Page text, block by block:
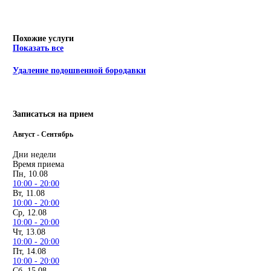
Похожие услуги
Показать все
Удаление подошвенной бородавки
Записаться на прием
Август - Сентябрь
Дни недели
Время приема
Пн, 10.08
10:00 - 20:00
Вт, 11.08
10:00 - 20:00
Ср, 12.08
10:00 - 20:00
Чт, 13.08
10:00 - 20:00
Пт, 14.08
10:00 - 20:00